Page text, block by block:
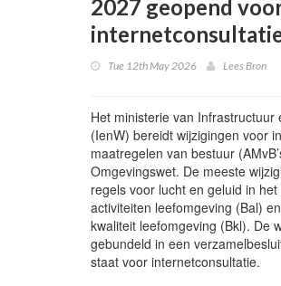
2027 geopend
Tue 12th May 2026 Lees Bron
Het ministerie van Infrastructuur
(IenW) bereidt wijzigingen voor
maatregelen van bestuur
Omgevingswet. De meeste
regels voor lucht en geluid in het
activiteiten leefomgeving (Bal)
kwaliteit leefomgeving (Bkl). De
gebundeld in een
staat voor internetconsultatie.